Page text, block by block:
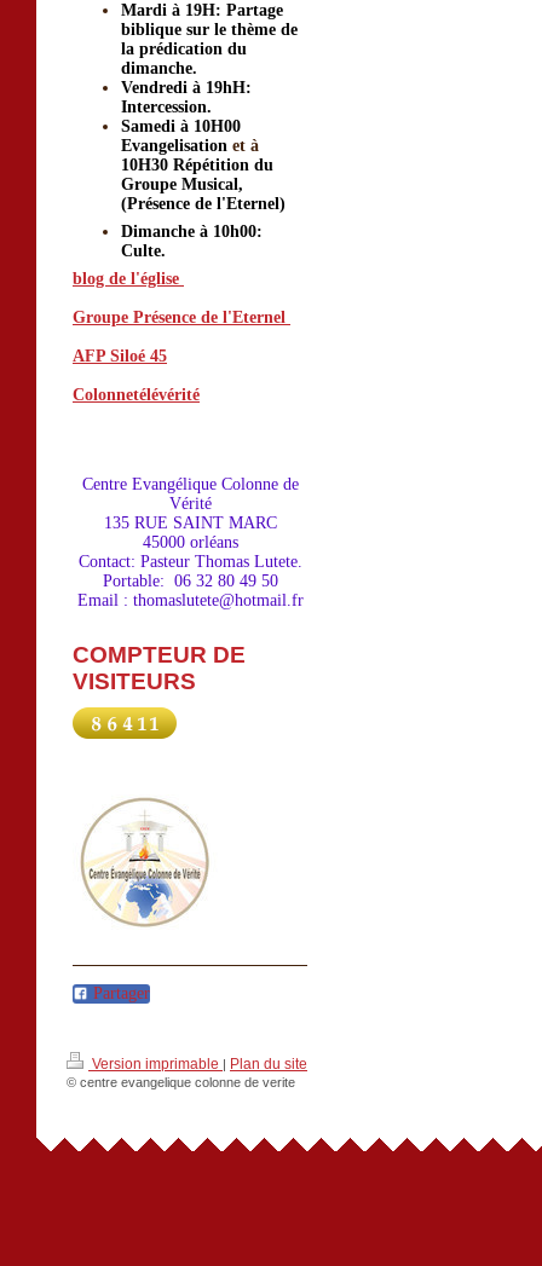
Mardi à 19H: Partage
biblique sur le thème de
la prédication du
dimanche.
Vendredi à 19hH:
Intercession.
Samedi à 10H00
Evangelisation et à
10H30 Répétition du
Groupe Musical,
(Présence de l'Eternel)
Dimanche à 10h00:
Culte.
blog de l'église
Groupe Présence de l'Eternel
AFP Siloé 45
Colonnetélévérité
Centre Evangélique Colonne de
Vérité
135 RUE SAINT MARC
45000 orléans
Contact: Pasteur Thomas Lutete.
Portable: 06 32 80 49 50
Email : thomaslutete@hotmail.fr
COMPTEUR DE
VISITEURS
Partager
Version imprimable | Plan du site
© centre evangelique colonne de verite